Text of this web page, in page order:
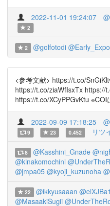
2022-11-01 19:24:07
2
2 @golfotodi
<参考文献> https://t.co/
https://t.co/ziaWfIsxTx https://
https://t.co/XCyPPGvKtu ※COI
2022-09-09 17:18:25
9 23 0.452 リツ
8 @Kasshini_Gnade
@kinakomochini
@jmpa05 @kyoji_kuzunoha
22 @ikkyusaaan
@MasaakiSugii